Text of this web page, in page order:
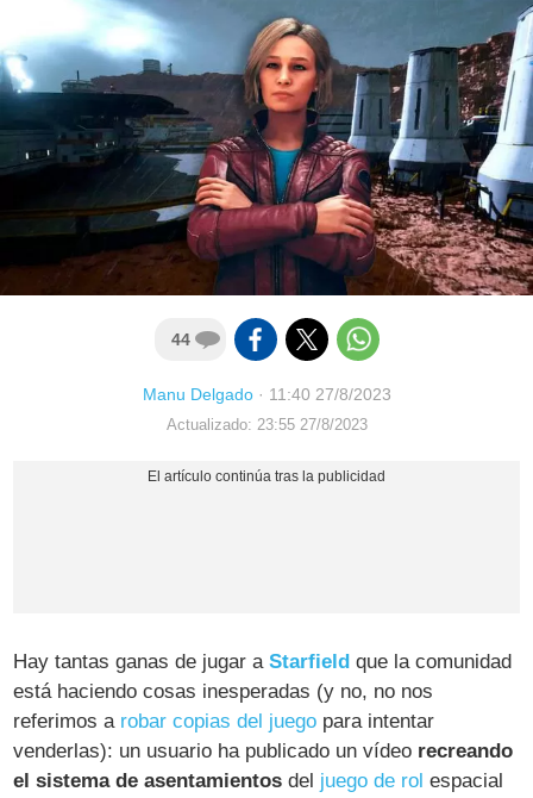
44
Manu Delgado· 11:40 27/8/2023
Actualizado: 23:55 27/8/2023
Hay tantas ganas de jugar aStarfield que la comunidad
está haciendo cosas inesperadas (y no, no nos
referimos a robar copias del juego para intentar
venderlas): un usuario ha publicado un vídeo recreando
el sistema de asentamientos del juego de rol espacial